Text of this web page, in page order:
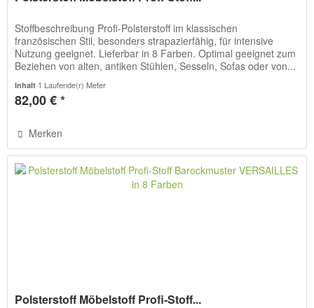
Stoffbeschreibung Profi-Polsterstoff im klassischen
französischen Stil, besonders strapazierfähig, für intensive
Nutzung geeignet. Lieferbar in 8 Farben. Optimal geeignet zum
Beziehen von alten, antiken Stühlen, Sesseln, Sofas oder von...
Inhalt 1 Laufende(r) Meter
82,00 € *
Merken
Polsterstoff Möbelstoff Profi-Stoff...